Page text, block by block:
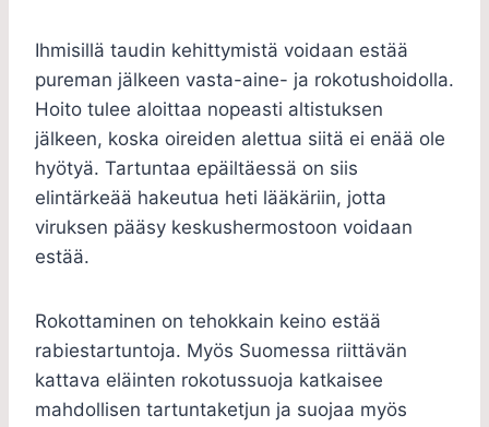
Ihmisillä taudin kehittymistä voidaan estää
pureman jälkeen vasta-aine- ja rokotushoidolla.
Hoito tulee aloittaa nopeasti altistuksen
jälkeen, koska oireiden alettua siitä ei enää ole
hyötyä. Tartuntaa epäiltäessä on siis
elintärkeää hakeutua heti lääkäriin, jotta
viruksen pääsy keskushermostoon voidaan
estää.
Rokottaminen on tehokkain keino estää
rabiestartuntoja. Myös Suomessa riittävän
kattava eläinten rokotussuoja katkaisee
mahdollisen tartuntaketjun ja suojaa myös